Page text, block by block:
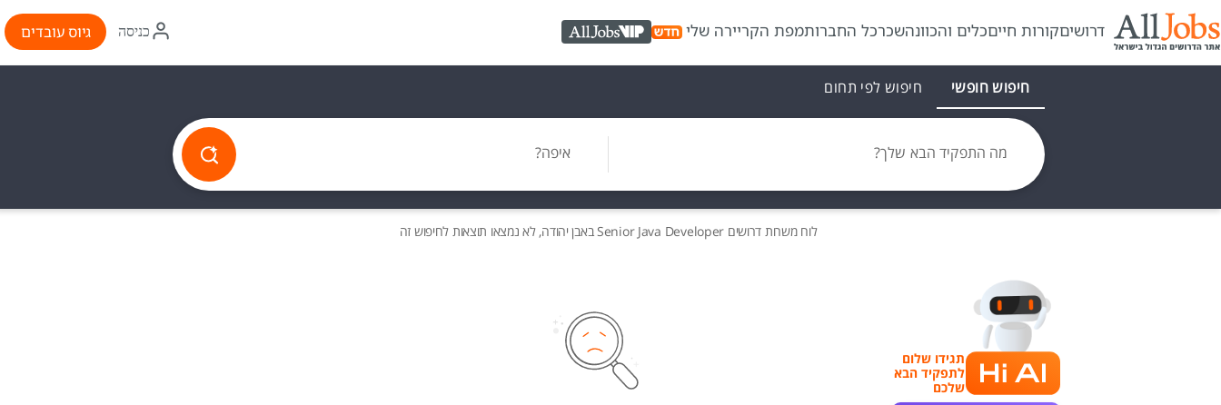
דרושיםקורות חייםכלים והכוונהשכרכל החברותמפת הקריירה שלי AllJobs VIP
איקון
התחברות
כניסה גיוס עובדים
חיפוש חופשי חיפוש לפי תחום
מה התפקיד הבא שלך? איפה?
לוח משרות דרושים
תגידו שלום
לתפקיד הבא
שלכם